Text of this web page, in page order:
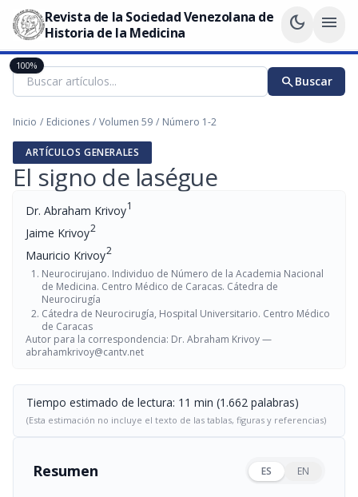
Revista de la Sociedad Venezolana de
Historia de la Medicina
dark_mode menu
searchBuscar
Inicio / Ediciones / Volumen 59 / Número 1-2
ARTÍCULOS GENERALES
El signo de laségue
Dr. Abraham Krivoy1
Jaime Krivoy2
Mauricio Krivoy2
Neurocirujano. Individuo de Número de la Academia Nacional
de Medicina. Centro Médico de Caracas. Cátedra de
Neurocirugía
Cátedra de Neurocirugía, Hospital Universitario. Centro Médico
de Caracas
Autor para la correspondencia: Dr. Abraham Krivoy —
abrahamkrivoy@cantv.net
Tiempo estimado de lectura: 11 min (1.662 palabras)
(Esta estimación no incluye el texto de las tablas, figuras y referencias)
Resumen ES EN
100%